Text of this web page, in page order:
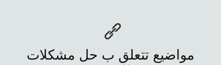
مواضيع تتعلق ب حل مشكلات